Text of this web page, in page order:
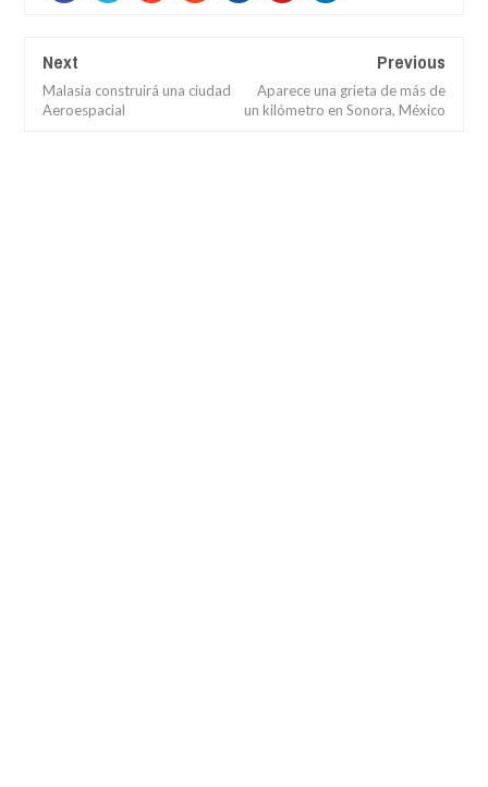
Next
Malasia construirá una ciudad
Aeroespacial
Previous
Aparece una grieta de más de
un kilómetro en Sonora, México